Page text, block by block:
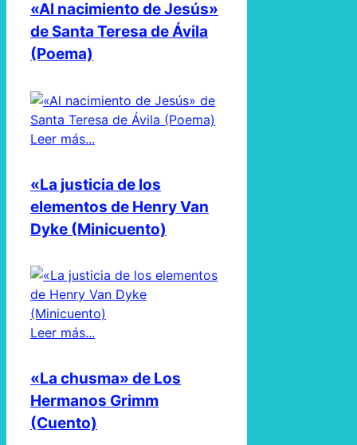
«Al nacimiento de Jesús»
de Santa Teresa de Ávila
(Poema)
Leer más...
«La justicia de los
elementos de Henry Van
Dyke (Minicuento)
Leer más...
«La chusma» de Los
Hermanos Grimm
(Cuento)